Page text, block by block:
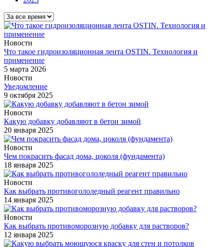
Новости
Что такое гидроизоляционная лента OSTIN. Технология и
применение
5 марта 2026
Новости
Уведомление
9 октября 2025
Новости
Какую добавку добавляют в бетон зимой
20 января 2025
Новости
Чем покрасить фасад дома, цоколя (фундамента)
18 января 2025
Новости
Как выбрать противогололедный реагент правильно
14 января 2025
Новости
Как выбрать противоморозную добавку для растворов?
12 января 2025